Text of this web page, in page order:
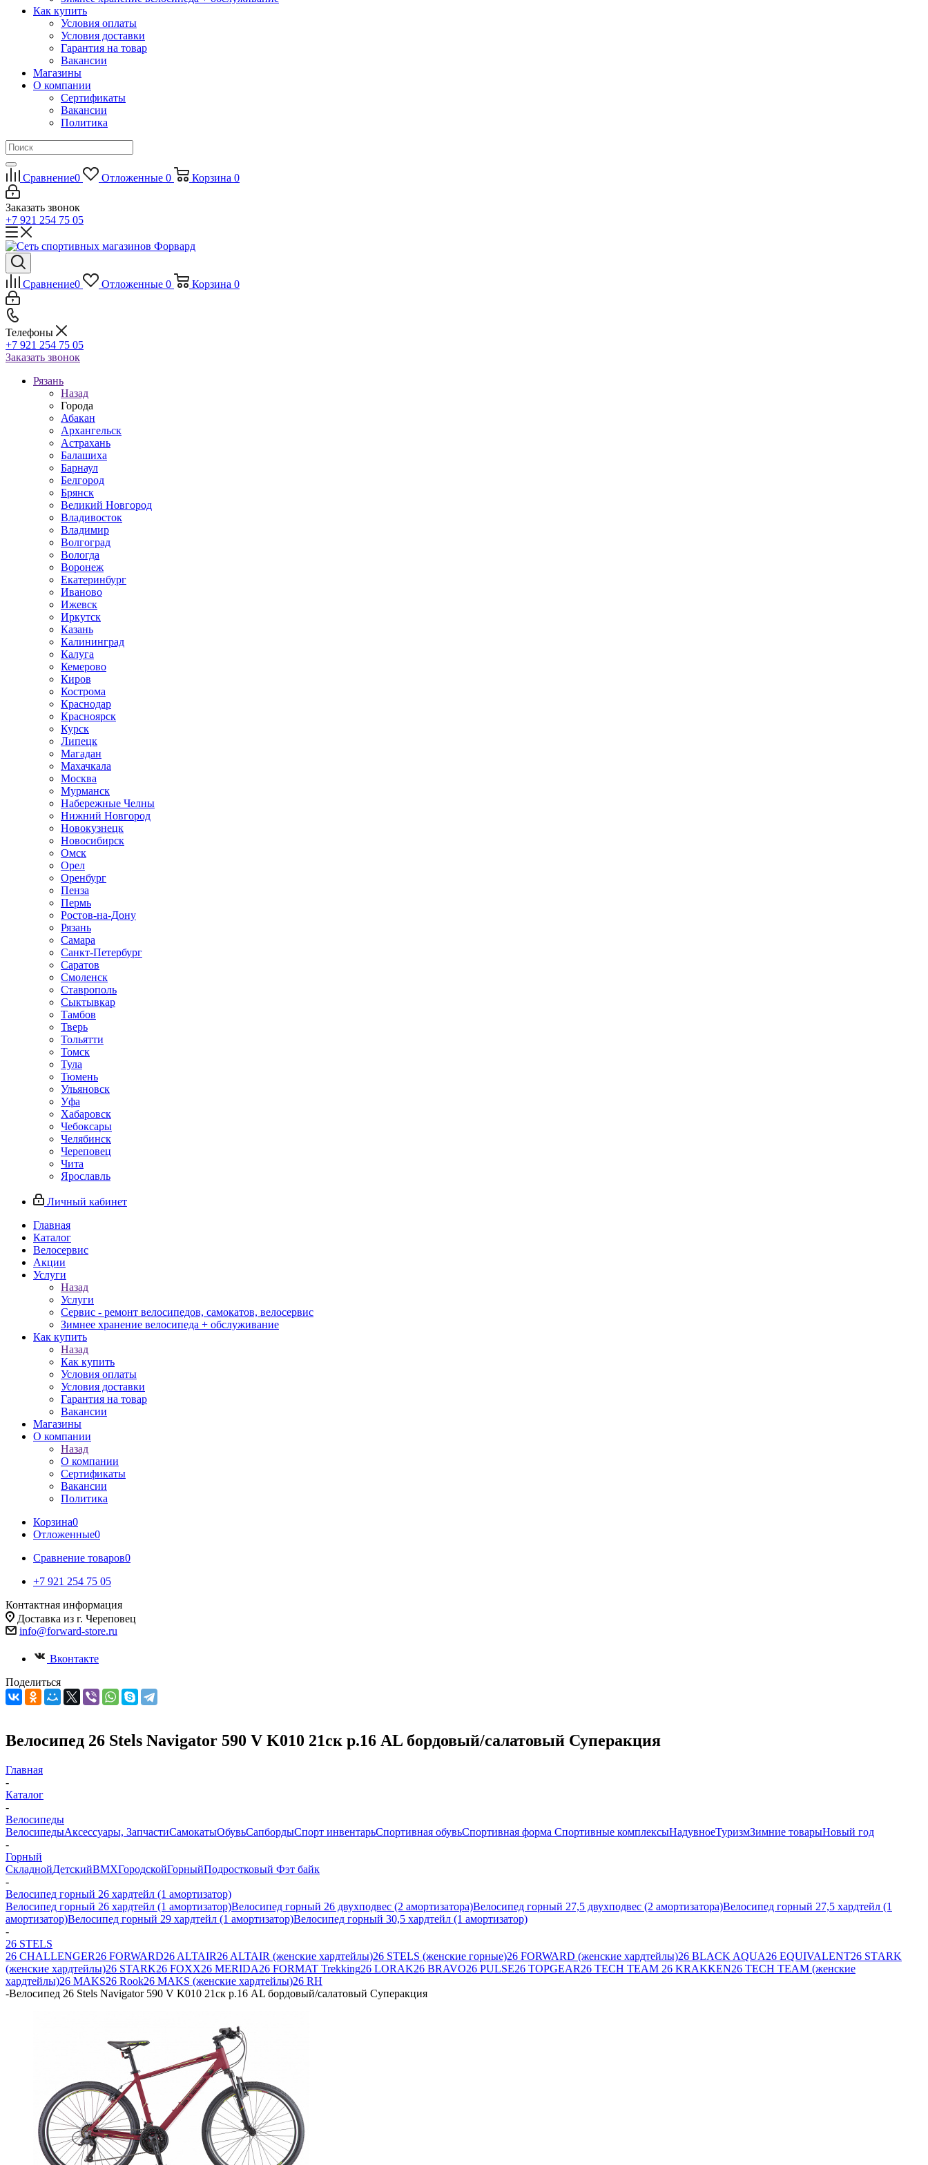
Как купить
Условия оплаты
Условия доставки
Гарантия на товар
Вакансии
Магазины
О компании
Сертификаты
Вакансии
Политика
Сравнение0 Отложенные 0 Корзина 0
Заказать звонок
+7 921 254 75 05
Сравнение0 Отложенные 0 Корзина 0
Телефоны
+7 921 254 75 05
Заказать звонок
Рязань
Назад
Города
Абакан
Архангельск
Астрахань
Балашиха
Барнаул
Белгород
Брянск
Великий Новгород
Владивосток
Владимир
Волгоград
Вологда
Воронеж
Екатеринбург
Иваново
Ижевск
Иркутск
Казань
Калининград
Калуга
Кемерово
Киров
Кострома
Краснодар
Красноярск
Курск
Липецк
Магадан
Махачкала
Москва
Мурманск
Набережные Челны
Нижний Новгород
Новокузнецк
Новосибирск
Омск
Орел
Оренбург
Пенза
Пермь
Ростов-на-Дону
Рязань
Самара
Санкт-Петербург
Саратов
Смоленск
Ставрополь
Сыктывкар
Тамбов
Тверь
Тольятти
Томск
Тула
Тюмень
Ульяновск
Уфа
Хабаровск
Чебоксары
Челябинск
Череповец
Чита
Ярославль
Личный кабинет
Главная
Каталог
Велосервис
Акции
Услуги
Назад
Услуги
Сервис - ремонт велосипедов, самокатов, велосервис
Зимнее хранение велосипеда + обслуживание
Как купить
Назад
Как купить
Условия оплаты
Условия доставки
Гарантия на товар
Вакансии
Магазины
О компании
Назад
О компании
Сертификаты
Вакансии
Политика
Корзина0
Отложенные0
Сравнение товаров0
+7 921 254 75 05
Контактная информация
Доставка из г. Череповец
info@forward-store.ru
Вконтакте
Поделиться
Велосипед 26 Stels Navigator 590 V K010 21ск р.16 AL бордовый/салатовый Суперакция
Главная
-
Каталог
-
Велосипеды
ВелосипедыАксессуары, ЗапчастиСамокатыОбувьСапбордыСпорт инвентарьСпортивная обувьСпортивная форма Спортивные комплексыНадувноеТуризмЗимние товарыНовый год
-
Горный
СкладнойДетскийBMXГородскойГорныйПодростковый Фэт байк
-
Велосипед горный 26 хардтейл (1 амортизатор)
Велосипед горный 26 хардтейл (1 амортизатор)Велосипед горный 26 двухподвес (2 амортизатора)Велосипед горный 27,5 двухподвес (2 амортизатора)Велосипед горный 27,5 хардтейл (1
амортизатор)Велосипед горный 29 хардтейл (1 амортизатор)Велосипед горный 30,5 хардтейл (1 амортизатор)
-
26 STELS
26 CHALLENGER26 FORWARD26 ALTAIR26 ALTAIR (женские хардтейлы)26 STELS (женские горные)26 FORWARD (женские хардтейлы)26 BLACK AQUA26 EQUIVALENT26 SТARK
(женские хардтейлы)26 STARK26 FOXX26 MERIDA26 FORMAT Trekking26 LORAK26 BRAVO26 PULSE26 TOPGEAR26 TECH TEAM 26 KRAKKEN26 TECH TEAM (женские
хардтейлы)26 MAKS26 Rook26 MAKS (женские хардтейлы)26 RH
-Велосипед 26 Stels Navigator 590 V K010 21ск р.16 AL бордовый/салатовый Суперакция